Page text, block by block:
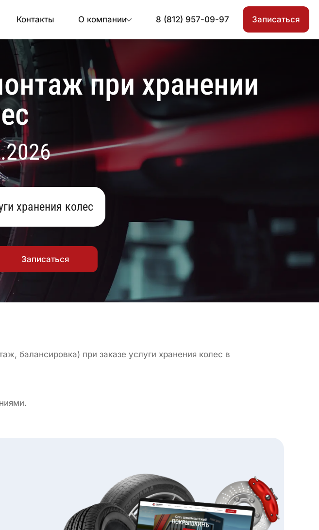
Контакты О компании 8 (812) 957-09-97 Записаться
при хранении
хранения колес
Записаться
балансировка) при заказе услуги хранения колес в